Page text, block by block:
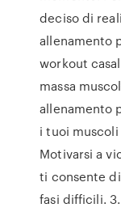
deciso di
allenamento
workout
massa
allenamento
i tuoi
Motivarsi a
ti consente
fasi difficili.